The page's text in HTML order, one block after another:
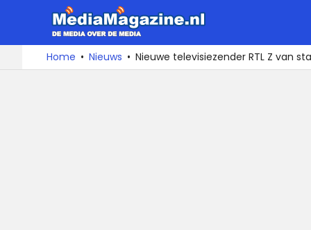
naar
De
media
over
Home Nieuws Nieuwe televisiezender RTL Z van